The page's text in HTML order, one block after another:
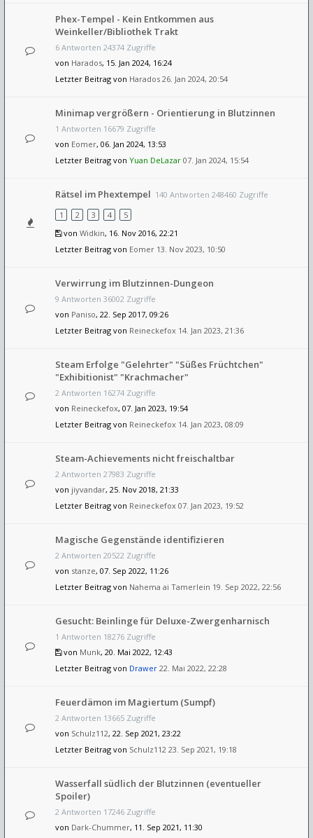
Phex-Tempel - Kein Entkommen aus
Weinkeller/Bibliothek Trakt
6 Antworten 24374 Zugriffe
von Harados, 15. Jan 2024, 16:24
Letzter Beitrag von Harados 26. Jan 2024, 20:54
Minimap vergrößern - Orientierung in Blutzinnen
1 Antworten 16679 Zugriffe
von Eomer, 06. Jan 2024, 13:53
Letzter Beitrag von Yuan DeLazar 07. Jan 2024, 15:54
Rätsel im Phextempel 140 Antworten 248460 Zugriffe
1
2 3 4
5
von Widkin, 16. Nov 2016, 22:21
Letzter Beitrag von Eomer 13. Nov 2023, 10:50
Verwirrung im Blutzinnen-Dungeon
9 Antworten 36002 Zugriffe
von Paniso, 22. Sep 2017, 09:26
Letzter Beitrag von Reineckefox 14. Jan 2023, 21:36
Steam Erfolge "Gelehrter" "Süßes Früchtchen"
"Exhibitionist" "Krachmacher"
2 Antworten 16274 Zugriffe
von Reineckefox, 07. Jan 2023, 19:54
Letzter Beitrag von Reineckefox 14. Jan 2023, 08:09
Steam-Achievements nicht freischaltbar
2 Antworten 27983 Zugriffe
von jiyvandar, 25. Nov 2018, 21:33
Letzter Beitrag von Reineckefox 07. Jan 2023, 19:52
Magische Gegenstände identifizieren
2 Antworten 20522 Zugriffe
von stanze, 07. Sep 2022, 11:26
Letzter Beitrag von Nahema ai Tamerlein 19. Sep 2022, 22:56
Gesucht: Beinlinge für Deluxe-Zwergenharnisch
1 Antworten 18276 Zugriffe
von Munk, 20. Mai 2022, 12:43
Letzter Beitrag von Drawer 22. Mai 2022, 22:28
Feuerdämon im Magiertum (Sumpf)
2 Antworten 13665 Zugriffe
von Schulz112, 22. Sep 2021, 23:22
Letzter Beitrag von Schulz112 23. Sep 2021, 19:18
Wasserfall südlich der Blutzinnen (eventueller
Spoiler)
2 Antworten 17246 Zugriffe
von Dark-Chummer, 11. Sep 2021, 11:30